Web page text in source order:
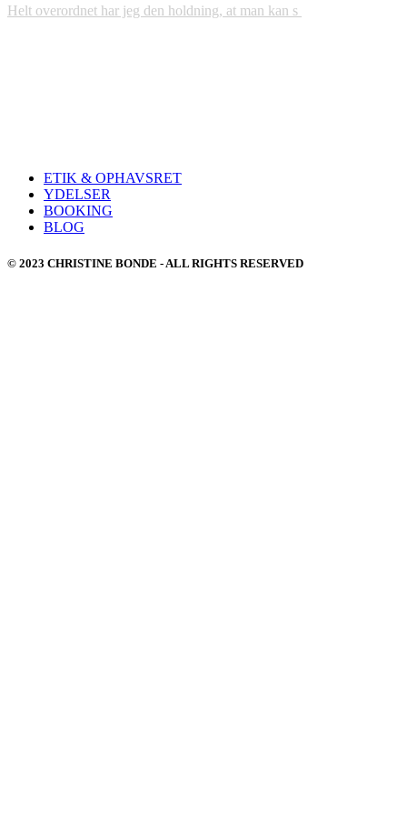
Helt overordnet har jeg den holdning, at man kan s
ETIK & OPHAVSRET
YDELSER
BOOKING
BLOG
© 2023 CHRISTINE BONDE - ALL RIGHTS RESERVED